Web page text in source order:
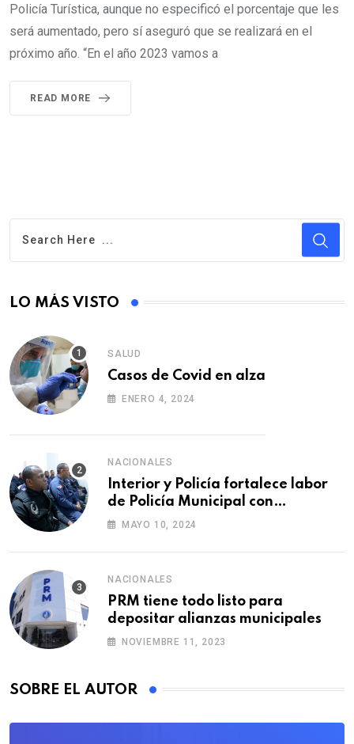
Policía Turística, aunque no especificó el porcentaje que les
será aumentado, pero sí aseguró que se realizará en el
próximo año. “En el año 2023 vamos a
READ MORE
LO MÁS VISTO
SALUD
Casos de Covid en alza
ENERO 4, 2024
NACIONALES
Interior y Policía fortalece labor
de Policía Municipal con
formación de agentes
MAYO 10, 2024
NACIONALES
PRM tiene todo listo para
depositar alianzas municipales
NOVIEMBRE 11, 2023
SOBRE EL AUTOR